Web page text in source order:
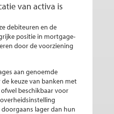
van activa is
debiteuren en de
positie in mortgage-
door de voorziening
aan genoemde
keuze van banken met
beschikbaar voor
lager dan hun